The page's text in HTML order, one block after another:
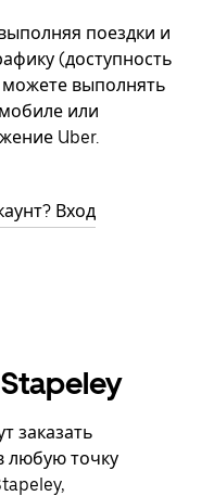
поездки и
(доступность
можете выполнять
или
Uber.
Вход
заказать
любую точку